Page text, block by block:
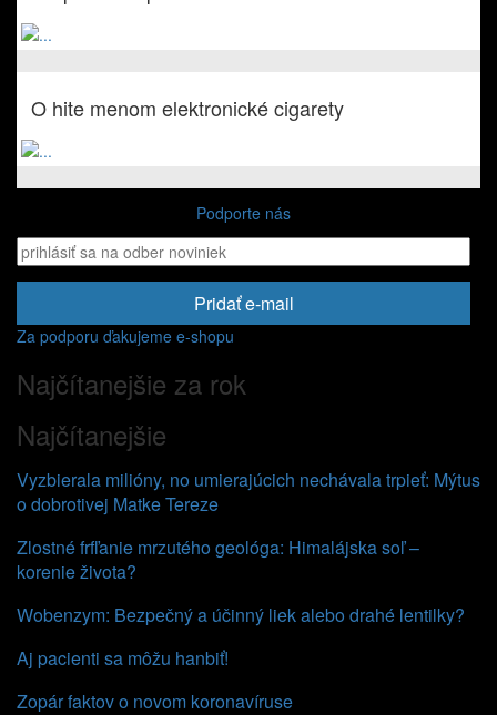
O hite menom elektronické cigarety
Podporte nás
Pridať e-mail
Za podporu ďakujeme e-shopu
Najčítanejšie za rok
Najčítanejšie
Vyzbierala milióny, no umierajúcich nechávala trpieť: Mýtus
o dobrotivej Matke Tereze
Zlostné frfľanie mrzutého geológa: Himalájska soľ –
korenie života?
Wobenzym: Bezpečný a účinný liek alebo drahé lentilky?
Aj pacienti sa môžu hanbiť!
Zopár faktov o novom koronavíruse